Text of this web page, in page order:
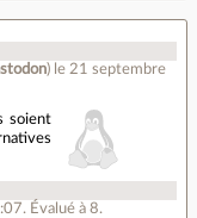
) le 21 septembre
soient
. Évalué à8.